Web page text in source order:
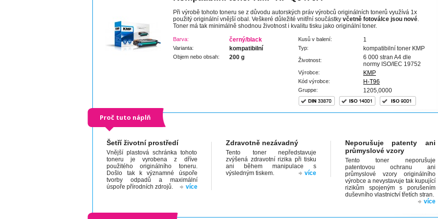
Při výrobě tohoto toneru se z důvodu autorských práv výrobců originálních tonerů využívá 1x
použitý originální vnější obal. Veškeré důležité vnitřní součástky včetně fotoválce jsou nové.
Toner má tak minimálně shodnou životnost i kvalitu tisku jako originální toner.
Barva: černý/black
Varianta: kompatibilní
Objem nebo obsah: 200 g
Kusů v balení: 1
Typ: kompatibilní toner KMP
Životnost:
6 000 stran A4 dle
normy ISO/IEC 19752
Výrobce: KMP
Kód výrobce: H-T96
Gruppe: 1205,0000
Proč tuto náplň
Šetří životní prostředí
Vnější plastová schránka tohoto
toneru je vyrobena z dříve
použitého originálního toneru.
Došlo tak k významné úspoře
tvorby odpadů a maximální
úspoře přírodních zdrojů.
více
Zdravotně nezávadný
Tento toner nepředstavuje
zvýšená zdravotní rizika při tisku
ani během manipulace s
výsledným tiskem.
více
Neporušuje patenty ani
průmyslové vzory
Tento toner neporušuje
patentovou ochranu ani
průmyslové vzory originálního
výrobce a nevystavuje tak kupující
rizikům spojeným s porušením
duševního vlastnictví třetích stran.
více